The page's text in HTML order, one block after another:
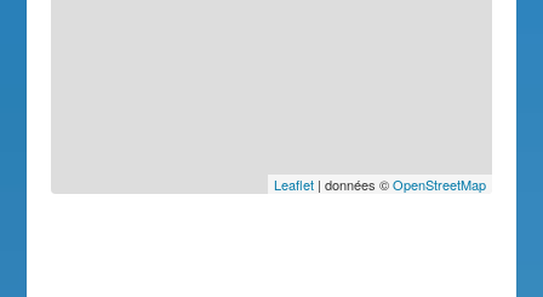
Leaflet| données ©OpenStreetMap